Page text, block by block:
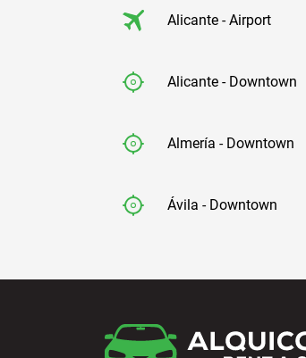
Alicante - Airport
Alicante - Downtown
Almería - Downtown
Ávila - Downtown
Barcelona - Airport